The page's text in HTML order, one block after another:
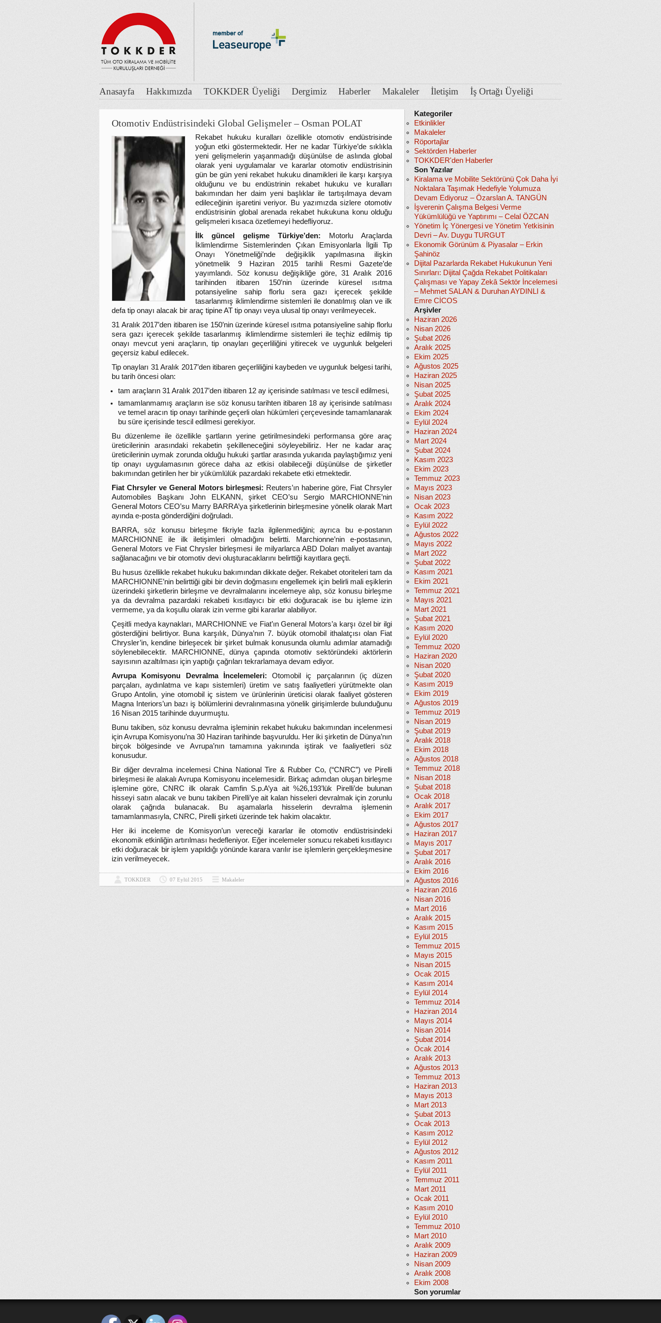
Anasayfa Hakkımızda TOKKDER Üyeliği Dergimiz Haberler Makaleler İletişim İş Ortağı Üyeliği
Otomotiv Endüstrisindeki Global Gelişmeler – Osman POLAT
Rekabet hukuku kuralları özellikle otomotiv endüstrisinde
yoğun etki göstermektedir. Her ne kadar Türkiye’de sıklıkla
yeni gelişmelerin yaşanmadığı düşünülse de aslında global
olarak yeni uygulamalar ve kararlar otomotiv endüstrisinin
gün be gün yeni rekabet hukuku dinamikleri ile karşı karşıya
olduğunu ve bu endüstrinin rekabet hukuku ve kuralları
bakımından her daim yeni başlıklar ile tartışılmaya devam
edileceğinin işaretini veriyor. Bu yazımızda sizlere otomotiv
endüstrisinin global arenada rekabet hukukuna konu olduğu
gelişmeleri kısaca özetlemeyi hedefliyoruz.
İlk güncel gelişme Türkiye’den: Motorlu Araçlarda
İklimlendirme Sistemlerinden Çıkan Emisyonlarla İlgili Tip
Onayı Yönetmeliği’nde değişiklik yapılmasına ilişkin
yönetmelik 9 Haziran 2015 tarihli Resmi Gazete’de
yayımlandı. Söz konusu değişikliğe göre, 31 Aralık 2016
tarihinden itibaren 150’nin üzerinde küresel ısıtma
potansiyeline sahip florlu sera gazı içerecek şekilde
tasarlanmış iklimlendirme sistemleri ile donatılmış olan ve ilk
defa tip onayı alacak bir araç tipine AT tip onayı veya ulusal tip onayı verilmeyecek.
31 Aralık 2017’den itibaren ise 150’nin üzerinde küresel ısıtma potansiyeline sahip florlu
sera gazı içerecek şekilde tasarlanmış iklimlendirme sistemleri ile teçhiz edilmiş tip
onayı mevcut yeni araçların, tip onayları geçerliliğini yitirecek ve uygunluk belgeleri
geçersiz kabul edilecek.
Tip onayları 31 Aralık 2017’den itibaren geçerliliğini kaybeden ve uygunluk belgesi tarihi,
bu tarih öncesi olan:
tam araçların 31 Aralık 2017’den itibaren 12 ay içerisinde satılması ve tescil edilmesi,
tamamlanmamış araçların ise söz konusu tarihten itibaren 18 ay içerisinde satılması
ve temel aracın tip onayı tarihinde geçerli olan hükümleri çerçevesinde tamamlanarak
bu süre içerisinde tescil edilmesi gerekiyor.
Bu düzenleme ile özellikle şartların yerine getirilmesindeki performansa göre araç
üreticilerinin arasındaki rekabetin şekilleneceğini söyleyebiliriz. Her ne kadar araç
üreticilerinin uymak zorunda olduğu hukuki şartlar arasında yukarıda paylaştığımız yeni
tip onayı uygulamasının görece daha az etkisi olabileceği düşünülse de şirketler
bakımından getirilen her bir yükümlülük pazardaki rekabete etki etmektedir.
Fiat Chrsyler ve General Motors birleşmesi: Reuters’ın haberine göre, Fiat Chrsyler
Automobiles Başkanı John ELKANN, şirket CEO’su Sergio MARCHIONNE’nin
General Motors CEO’su Marry BARRA’ya şirketlerinin birleşmesine yönelik olarak Mart
ayında e-posta gönderdiğini doğruladı.
BARRA, söz konusu birleşme fikriyle fazla ilgilenmediğini; ayrıca bu e-postanın
MARCHIONNE ile ilk iletişimleri olmadığını belirtti. Marchionne’nin e-postasının,
General Motors ve Fiat Chrysler birleşmesi ile milyarlarca ABD Doları maliyet avantajı
sağlanacağını ve bir otomotiv devi oluşturacaklarını belirttiği kayıtlara geçti.
Bu husus özellikle rekabet hukuku bakımından dikkate değer. Rekabet otoriteleri tam da
MARCHIONNE’nin belirttiği gibi bir devin doğmasını engellemek için belirli mali eşiklerin
üzerindeki şirketlerin birleşme ve devralmalarını incelemeye alıp, söz konusu birleşme
ya da devralma pazardaki rekabeti kısıtlayıcı bir etki doğuracak ise bu işleme izin
vermeme, ya da koşullu olarak izin verme gibi kararlar alabiliyor.
Çeşitli medya kaynakları, MARCHIONNE ve Fiat’ın General Motors’a karşı özel bir ilgi
gösterdiğini belirtiyor. Buna karşılık, Dünya’nın 7. büyük otomobil ithalatçısı olan Fiat
Chrysler’in, kendine birleşecek bir şirket bulmak konusunda olumlu adımlar atamadığı
söylenebilecektir. MARCHIONNE, dünya çapında otomotiv sektöründeki aktörlerin
sayısının azaltılması için yaptığı çağrıları tekrarlamaya devam ediyor.
Avrupa Komisyonu Devralma İncelemeleri: Otomobil iç parçalarının (iç düzen
parçaları, aydınlatma ve kapı sistemleri) üretim ve satış faaliyetleri yürütmekte olan
Grupo Antolin, yine otomobil iç sistem ve ürünlerinin üreticisi olarak faaliyet gösteren
Magna Interiors’un bazı iş bölümlerini devralınmasına yönelik girişimlerde bulunduğunu
16 Nisan 2015 tarihinde duyurmuştu.
Bunu takiben, söz konusu devralma işleminin rekabet hukuku bakımından incelenmesi
için Avrupa Komisyonu’na 30 Haziran tarihinde başvuruldu. Her iki şirketin de Dünya’nın
birçok bölgesinde ve Avrupa’nın tamamına yakınında iştirak ve faaliyetleri söz
konusudur.
Bir diğer devralma incelemesi China National Tire & Rubber Co, (“CNRC”) ve Pirelli
birleşmesi ile alakalı Avrupa Komisyonu incelemesidir. Birkaç adımdan oluşan birleşme
işlemine göre, CNRC ilk olarak Camfin S.p.A’ya ait %26,193’lük Pirelli’de bulunan
hisseyi satın alacak ve bunu takiben Pirelli’ye ait kalan hisseleri devralmak için zorunlu
olarak çağrıda bulanacak. Bu aşamalarla hisselerin devralma işlemenin
tamamlanmasıyla, CNRC, Pirelli şirketi üzerinde tek hakim olacaktır.
Her iki inceleme de Komisyon’un vereceği kararlar ile otomotiv endüstrisindeki
ekonomik etkinliğin artırılması hedefleniyor. Eğer incelemeler sonucu rekabeti kısıtlayıcı
etki doğuracak bir işlem yapıldığı yönünde karara varılır ise işlemlerin gerçekleşmesine
izin verilmeyecek.
TOKKDER 07 Eylül 2015 Makaleler
Kategoriler
Etkinlikler
Makaleler
Röportajlar
Sektörden Haberler
TOKKDER'den Haberler
Son Yazılar
Kiralama ve Mobilite Sektörünü Çok Daha İyi
Noktalara Taşımak Hedefiyle Yolumuza
Devam Ediyoruz – Özarslan A. TANGÜN
İşverenin Çalışma Belgesi Verme
Yükümlülüğü ve Yaptırımı – Celal ÖZCAN
Yönetim İç Yönergesi ve Yönetim Yetkisinin
Devri – Av. Duygu TURGUT
Ekonomik Görünüm & Piyasalar – Erkin
Şahinöz
Dijital Pazarlarda Rekabet Hukukunun Yeni
Sınırları: Dijital Çağda Rekabet Politikaları
Çalışması ve Yapay Zekâ Sektör İncelemesi
– Mehmet SALAN & Duruhan AYDINLI &
Emre CİCOS
Arşivler
Haziran 2026
Nisan 2026
Şubat 2026
Aralık 2025
Ekim 2025
Ağustos 2025
Haziran 2025
Nisan 2025
Şubat 2025
Aralık 2024
Ekim 2024
Eylül 2024
Haziran 2024
Mart 2024
Şubat 2024
Kasım 2023
Ekim 2023
Temmuz 2023
Mayıs 2023
Nisan 2023
Ocak 2023
Kasım 2022
Eylül 2022
Ağustos 2022
Mayıs 2022
Mart 2022
Şubat 2022
Kasım 2021
Ekim 2021
Temmuz 2021
Mayıs 2021
Mart 2021
Şubat 2021
Kasım 2020
Eylül 2020
Temmuz 2020
Haziran 2020
Nisan 2020
Şubat 2020
Kasım 2019
Ekim 2019
Ağustos 2019
Temmuz 2019
Nisan 2019
Şubat 2019
Aralık 2018
Ekim 2018
Ağustos 2018
Temmuz 2018
Nisan 2018
Şubat 2018
Ocak 2018
Aralık 2017
Ekim 2017
Ağustos 2017
Haziran 2017
Mayıs 2017
Şubat 2017
Aralık 2016
Ekim 2016
Ağustos 2016
Haziran 2016
Nisan 2016
Mart 2016
Aralık 2015
Kasım 2015
Eylül 2015
Temmuz 2015
Mayıs 2015
Nisan 2015
Ocak 2015
Kasım 2014
Eylül 2014
Temmuz 2014
Haziran 2014
Mayıs 2014
Nisan 2014
Şubat 2014
Ocak 2014
Aralık 2013
Ağustos 2013
Temmuz 2013
Haziran 2013
Mayıs 2013
Mart 2013
Şubat 2013
Ocak 2013
Kasım 2012
Eylül 2012
Ağustos 2012
Kasım 2011
Eylül 2011
Temmuz 2011
Mart 2011
Ocak 2011
Kasım 2010
Eylül 2010
Temmuz 2010
Mart 2010
Aralık 2009
Haziran 2009
Nisan 2009
Aralık 2008
Ekim 2008
Son yorumlar